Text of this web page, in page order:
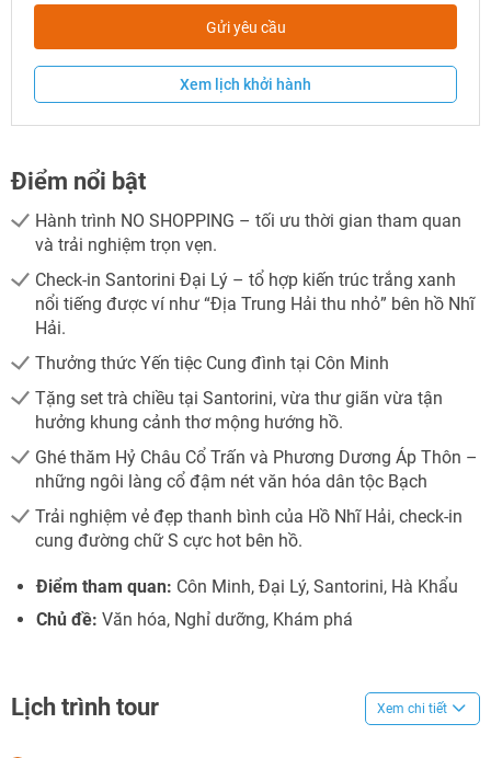
Gửi yêu cầu
Xem lịch khởi hành
Điểm nổi bật
Hành trình NO SHOPPING – tối ưu thời gian tham quan
và trải nghiệm trọn vẹn.
Check-in Santorini Đại Lý – tổ hợp kiến trúc trắng xanh
nổi tiếng được ví như “Địa Trung Hải thu nhỏ” bên hồ Nhĩ
Hải.
Thưởng thức Yến tiệc Cung đình tại Côn Minh
Tặng set trà chiều tại Santorini, vừa thư giãn vừa tận
hưởng khung cảnh thơ mộng hướng hồ.
Ghé thăm Hỷ Châu Cổ Trấn và Phương Dương Áp Thôn –
những ngôi làng cổ đậm nét văn hóa dân tộc Bạch
Trải nghiệm vẻ đẹp thanh bình của Hồ Nhĩ Hải, check-in
cung đường chữ S cực hot bên hồ.
Điểm tham quan: Côn Minh, Đại Lý, Santorini, Hà Khẩu
Chủ đề: Văn hóa, Nghỉ dưỡng, Khám phá
Lịch trình tour Xem chi tiết